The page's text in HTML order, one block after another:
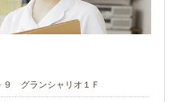
９ グランシャリオ１Ｆ